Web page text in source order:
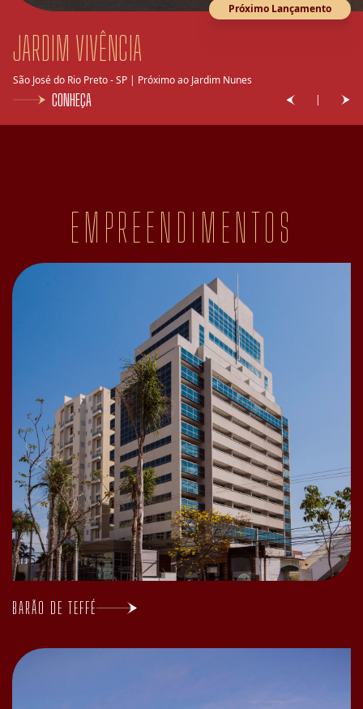
Próximo Lançamento
JARDIM VIVÊNCIA
São José do Rio Preto - SP | Próximo ao Jardim Nunes
CONHEÇA |
EMPREENDIMENTOS
BARÃO DE TEFFÉ